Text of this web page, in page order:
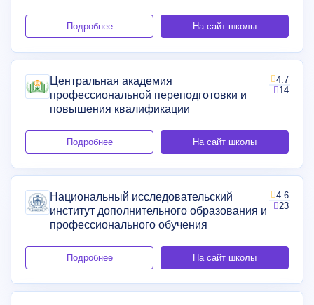
Подробнее На сайт школы
Центральная академия
профессиональной переподготовки и
повышения квалификации
4.7
14
Подробнее На сайт школы
Национальный исследовательский
институт дополнительного образования и
профессионального обучения
4.6
23
Подробнее На сайт школы